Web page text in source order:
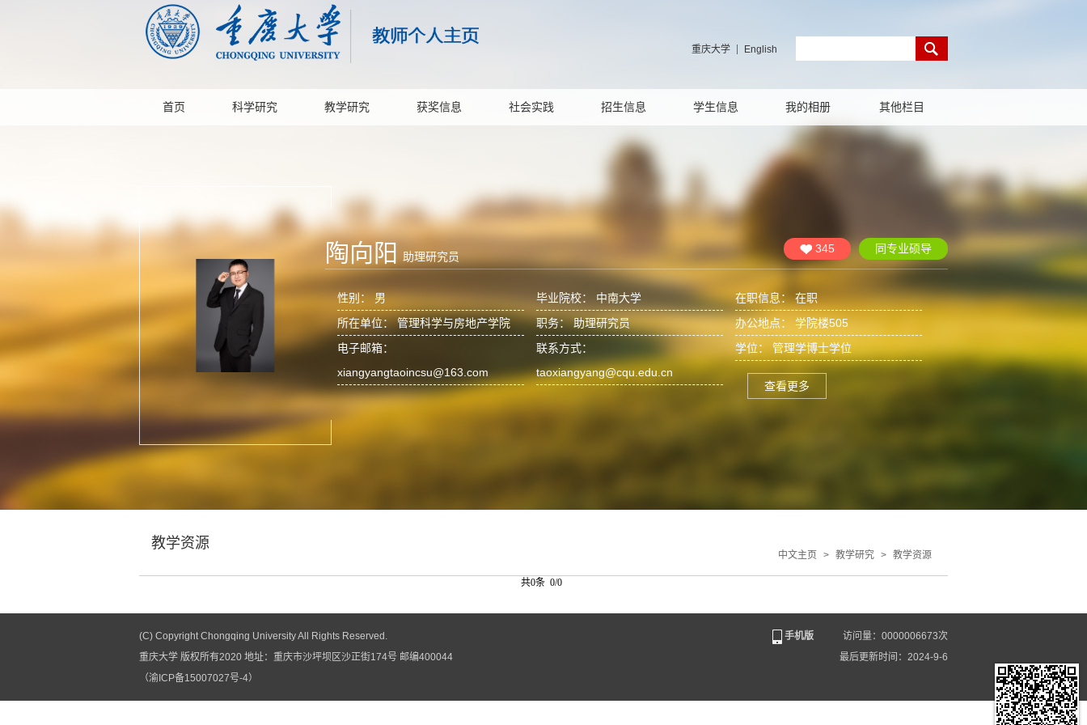
重庆大学 English
首页 科学研究 教学研究 获奖信息 社会实践 招生信息 学生信息 我的相册 其他栏目
陶向阳 助理研究员
同专业硕导
345
性别： 男 毕业院校： 中南大学
在职信息： 在职
所在单位： 管理科学与房地产学院
职务： 助理研究员
办公地点： 学院楼505
电子邮箱：
xiangyangtaoincsu@163.com
联系方式：
taoxiangyang@cqu.edu.cn
学位： 管理学博士学位
查看更多
教学资源
中文主页 > 教学研究 > 教学资源
共0条 0/0
(C) Copyright Chongqing University All Rights Reserved.
重庆大学 版权所有2020 地址：重庆市沙坪坝区沙正街174号 邮编400044
（渝ICP备15007027号-4）
手机版 访问量： 0000006673次
最后更新时间： 2024-9-6